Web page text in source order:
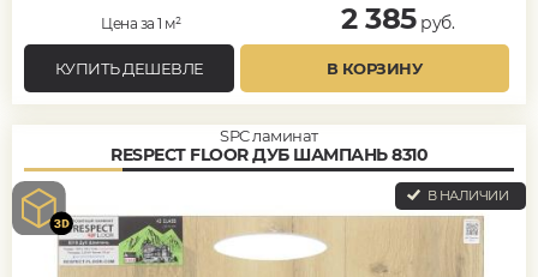
Цена за 1 м² 2 385руб.
КУПИТЬ ДЕШЕВЛЕ В КОРЗИНУ
SPC ламинат
RESPECT FLOOR ДУБ ШАМПАНЬ 8310
В НАЛИЧИИ